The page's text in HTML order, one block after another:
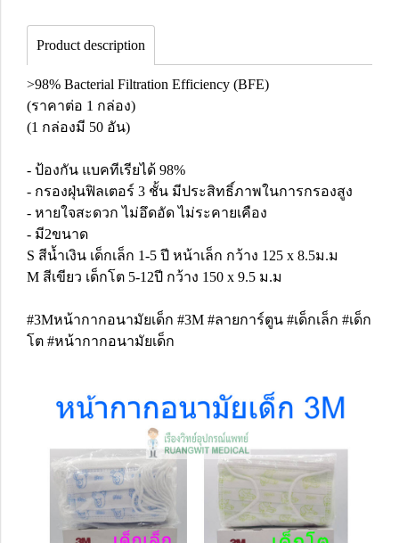
Product description
>98% Bacterial Filtration Efficiency (BFE)
(ราคาต่อ 1 กล่อง)
(1 กล่องมี 50 อัน)
- ป้องกัน แบคทีเรียได้ 98%
- กรองฝุ่นฟิลเตอร์ 3 ชั้น มีประสิทธิ์ภาพในการกรองสูง
- หายใจสะดวก ไม่อึดอัด ไม่ระคายเคือง
- มี2ขนาด
S สีน้ำเงิน เด็กเล็ก 1-5 ปี หน้าเล็ก กว้าง 125 x 8.5ม.ม
M สีเขียว เด็กโต 5-12ปี กว้าง 150 x 9.5 ม.ม
#3Mหน้ากากอนามัยเด็ก #3M #ลายการ์ตูน #เด็กเล็ก #เด็ก
โต #หน้ากากอนามัยเด็ก